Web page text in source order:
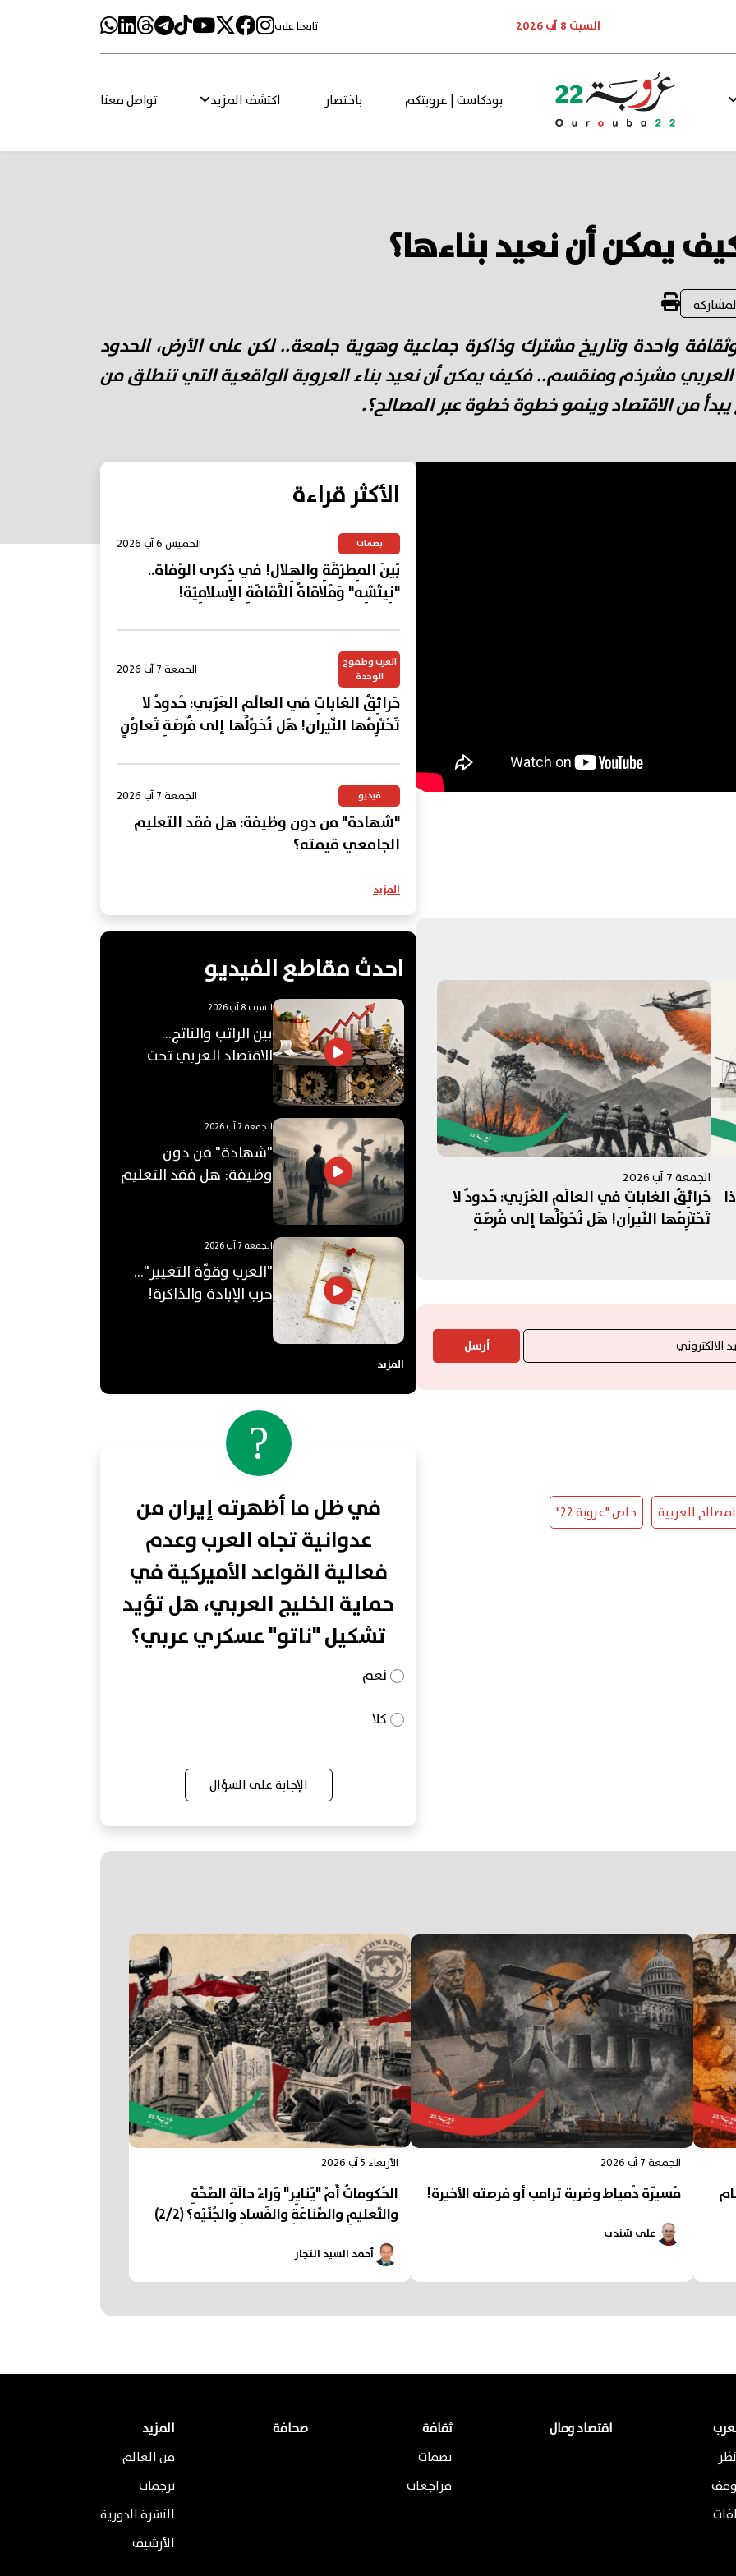
السبت 8 آب 2026 تابعنا على
بودكاست | عروبتكم باختصار اكتشف المزيد تواصل معنا
يمكن أن نعيد بناءها؟
واحدة وتاريخ مشترك وذاكرة جماعية وهوية جامعة.. لكن على الأرض، الحدود
مشرذم ومنقسم.. فكيف يمكن أن نعيد بناء العروبة الواقعية التي تنطلق من
من الاقتصاد وينمو خطوة خطوة عبر المصالح؟.
الجمعة 7 آب 2026
حَرائِقُ الغاباتِ في العالَمِ العَرَبي: حُدودٌ لا
تَحْتَرِمُها النّيران! هَل نُحَوِّلُها إلى فُرصَةِ
أرسل
العربية خاص "عروبة 22"
الأكثر قراءة
بصمات الخميس 6 آب 2026
بَينَ المِطرَقَةِ والهِلال! في ذِكرى الوَفاة..
"نِيتْشِه" وَمُلاقاةُ الثَّقافَةِ الإسلامِيَّة!
العرب وطموح
الوحدة
الجمعة 7 آب 2026
حَرائِقُ الغاباتِ في العالَمِ العَرَبي: حُدودٌ لا
تَحْتَرِمُها النّيران! هَل نُحَوِّلُها إلى فُرصَةِ تَعاوُنٍ
فيديو الجمعة 7 آب 2026
"شهادة" من دون وظيفة: هل فقد التعليم
الجامعي قيمته؟
المزيد
احدث مقاطع الفيديو
السبت 8 آب 2026
بين الراتب والناتج…
الاقتصاد العربي تحت
ضغط "الفجوة"!
الجمعة 7 آب 2026
"شهادة" من دون
وظيفة: هل فقد التعليم
الجامعي قيمته؟
الجمعة 7 آب 2026
"العرب وقوّة التغيير"...
حرب الإبادة والذاكرة!
المزيد
?
في ظل ما أظهرته إيران من
عدوانية تجاه العرب وعدم
فعالية القواعد الأميركية في
حماية الخليج العربي، هل تؤيد
تشكيل "ناتو" عسكري عربي؟
نعم
كلا
الإجابة على السؤال
الجمعة 7 آب 2026
مُسيّرة دُمياط وضربة ترامب أو فرصته الأخيرة!
علي شندب
الأربعاء 5 آب 2026
الحُكوماتُ أَمْ "يَنايِر" وَراءَ حالَةِ الصِّحَّةِ
والتَّعليمِ والصِّناعَةِ والفَسادِ والجُنَيْه؟ (2/2)
أحمد السيد النجار
اقتصاد ومال
ثقافة
بصمات
مراجعات
صحافة
المزيد
من العالم
ترجمات
النشرة الدورية
الأرشيف